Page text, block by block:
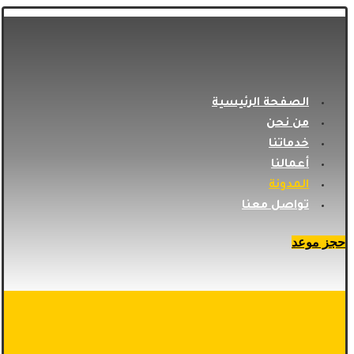
الصفحة الرئيسية
من نحن
خدماتنا
أعمالنا
المدونة
تواصل معنا
حجز موعد